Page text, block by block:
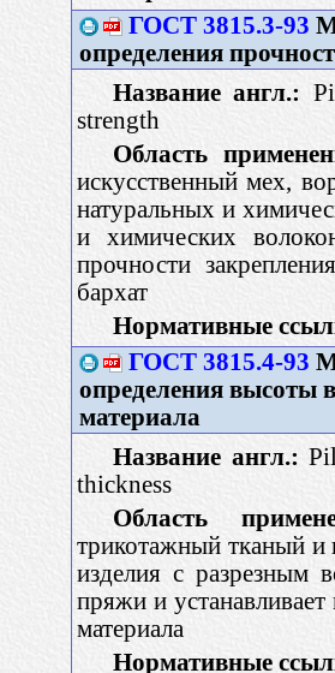
ГОСТ 3815.3-93
определения
Название англ.:
strength
Область
искусственный мех,
натуральных и
и химических
прочности
бархат
Нормативные
ГОСТ 3815.4-93
определения высоты
материала
Название англ.:
thickness
Область
трикотажный тканый и
изделия с разрезным
пряжи и
материала
Нормативные